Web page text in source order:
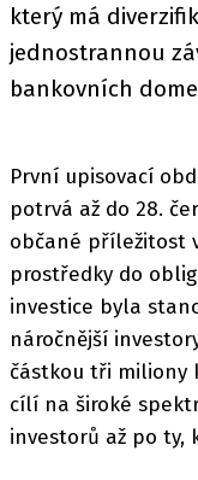
který má
jednostrannou
bankovních
První upisovací
potrvá až do 28.
občané příležitost
prostředky do
investice byla
náročnější
částkou tři miliony
cílí na široké
investorů až po ty,